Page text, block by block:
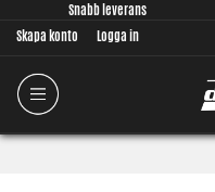
Snabb leverans
Skapa konto
Logga in